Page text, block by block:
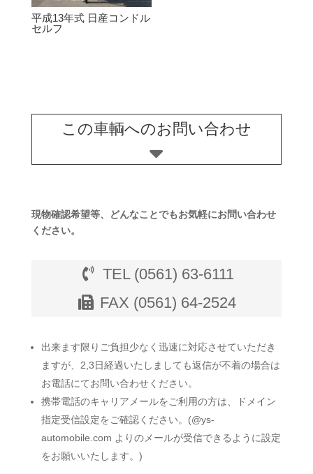
平成13年式 日産コンドル
セルフ
この車輌へのお問い合わせ
現物確認希望等、どんなことでもお気軽にお問い合わせ
ください。
TEL (0561) 63-6111
FAX (0561) 64-2524
出来ます限りご負担少なく迅速に対応させていただき
ますが、2,3日経過いたしましても返信が不着の場合は
お電話にてお問い合わせください。
携帯電話のキャリアメールをご利用の方は、ドメイン
指定受信設定をご確認ください。(@ys-
automobile.com よりのメールが受信できるように設定
をお願いいたします。)